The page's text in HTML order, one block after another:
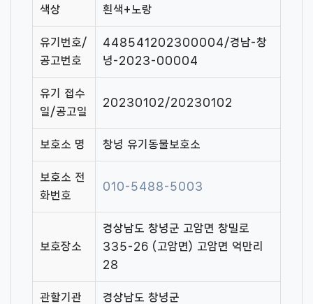
색상 흰색+노랑
유기번호/
공고번호
448541202300004/경남-창
녕-2023-00004
유기 접수
일/공고일
20230102/20230102
보호소 명 창녕 유기동물보호소
보호소 전
화번호
010-5488-5003
보호장소
경상남도 창녕군 고암면 창밀로
335-26 (고암면) 고암면 억만리
28
관할기관 경상남도 창녕군